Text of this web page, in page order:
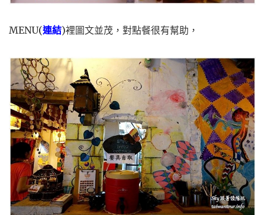
MENU(連結)裡圖文並茂，對點餐很有幫助，